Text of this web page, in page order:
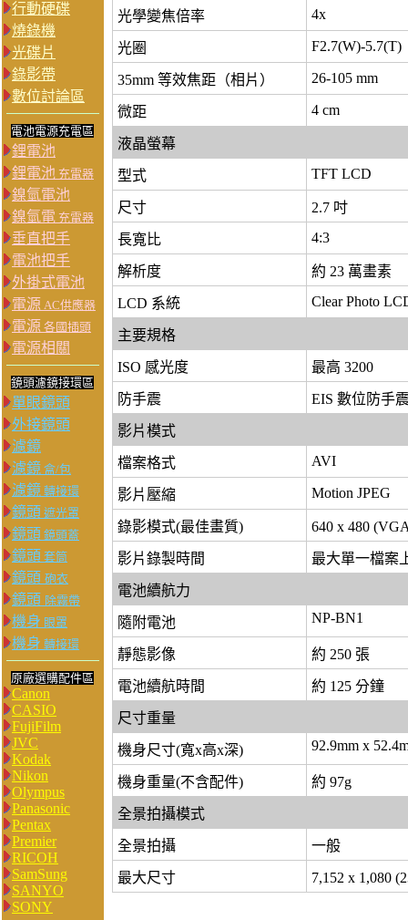
行動硬碟
燒錄機
光碟片
錄影帶
數位討論區
電池電源充電區
鋰電池
鋰電池 充電器
鎳氫電池
鎳氫電 充電器
垂直把手
電池把手
外掛式電池
電源 AC供應器
電源 各國插頭
電源相關
鏡頭濾鏡接環區
單眼鏡頭
外接鏡頭
濾鏡
濾鏡 盒/包
濾鏡 轉接環
鏡頭 遮光罩
鏡頭 鏡頭蓋
鏡頭 套筒
鏡頭 砲衣
鏡頭 除霧帶
機身 眼罩
機身 轉接環
原廠選購配件區
Canon
CASIO
FujiFilm
JVC
Kodak
Nikon
Olympus
Panasonic
Pentax
Premier
RICOH
SamSung
SANYO
SONY
光學變焦倍率 4x
光圈 F2.7(W)-5.7(T)
35mm 等效焦距（相片） 26-105 mm
微距 4 cm
液晶螢幕
型式 TFT LCD
尺寸 2.7 吋
長寬比 4:3
解析度 約 23 萬畫素
LCD 系統 Clear Photo
主要規格
ISO 感光度 最高 3200
防手震 EIS 數位防手
影片模式
檔案格式 AVI
影片壓縮 Motion JPEG
錄影模式(最佳畫質) 640 x 480
影片錄製時間 最大單一檔案
電池續航力
隨附電池 NP-BN1
靜態影像 約 250 張
電池續航時間 約 125 分鐘
尺寸重量
機身尺寸(寬x高x深) 92.9mm x
機身重量(不含配件) 約 97g
全景拍攝模式
全景拍攝 一般
最大尺寸 7,152 x 1,080